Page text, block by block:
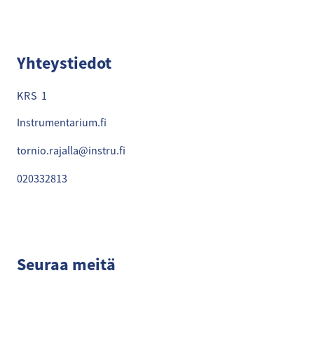
Yhteystiedot
KRS 1
Instrumentarium.fi
tornio.rajalla@instru.fi
020332813
Seuraa meitä